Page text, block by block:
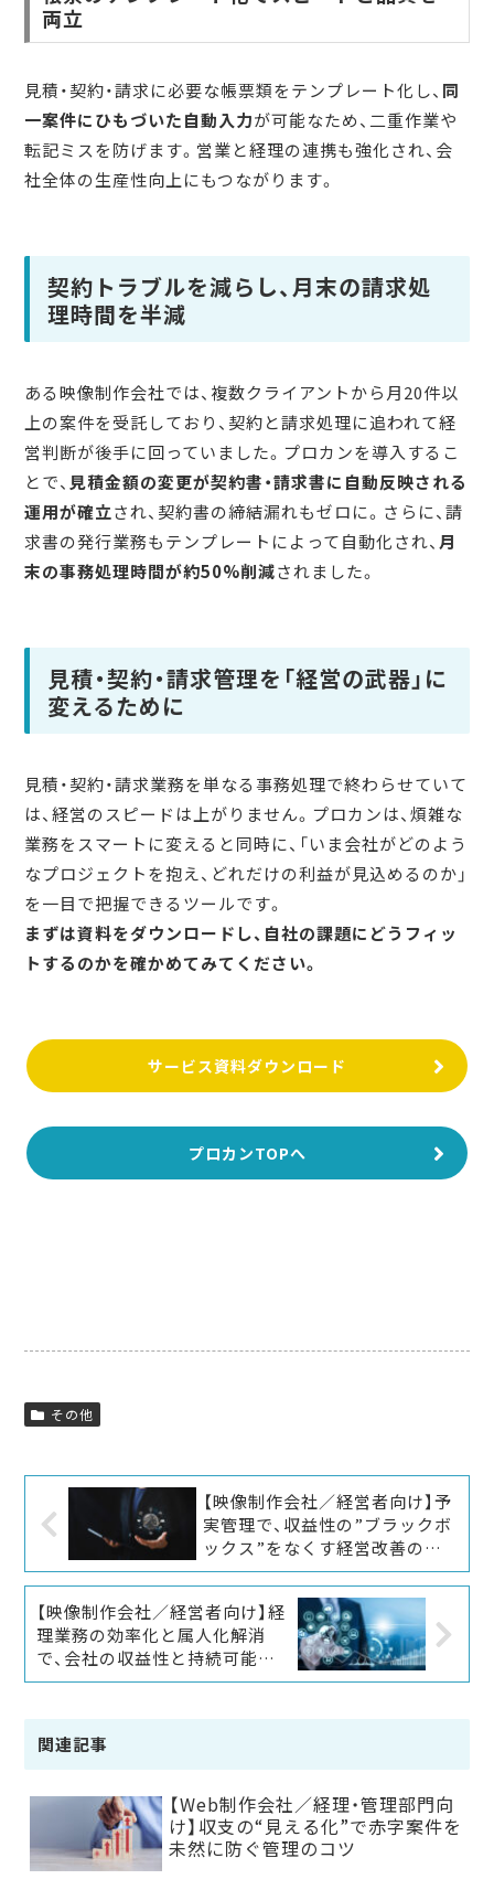
両立
見積・契約・請求に必要な帳票類をテンプレート化し、 同
一案件にひもづいた自動入力が可能なため、二重作業や
転記ミスを防げます。営業と経理の連携も強化され、会
社全体の生産性向上にもつながります。
契約トラブルを減らし、月末の請求処
理時間を半減
ある映像制作会社では、複数クライアントから月20件以
上の案件を受託しており、契約と請求処理に追われて経
営判断が後手に回っていました。プロカンを導入するこ
とで、 見積金額の変更が契約書・請求書に自動反映される
運用が確立され、契約書の締結漏れもゼロに。さらに、請
求書の発行業務もテンプレートによって自動化され、 月
末の事務処理時間が約50%削減されました。
見積・契約・請求管理を「経営の武器」に
変えるために
見積・契約・請求業務を単なる事務処理で終わらせていて
は、経営のスピードは上がりません。プロカンは、煩雑な
業務をスマートに変えると同時に、「いま会社がどのよう
なプロジェクトを抱え、どれだけの利益が見込めるのか」
を一目で把握できるツールです。
まずは資料をダウンロードし、自社の課題にどうフィッ
トするのかを確かめてみてください。
サービス資料ダウンロード
プロカンTOPへ
その他
【映像制作会社／経営者向け】予
実管理で、収益性の”ブラックボ
ックス”をなくす経営改善のヒ
ント
【映像制作会社／経営者向け】経
理業務の効率化と属人化解消
で、会社の収益性と持続可能性
を高める方法
関連記事
【Web制作会社／経理・管理部門向
け】収支の“見える化”で赤字案件を
未然に防ぐ管理のコツ